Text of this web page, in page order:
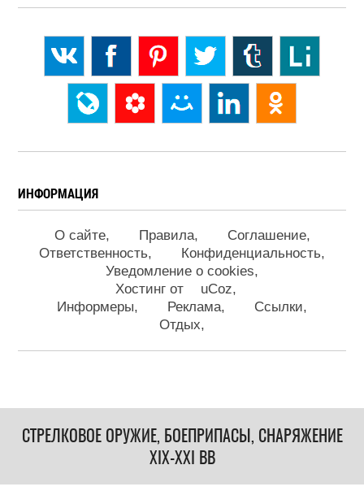
ИНФОРМАЦИЯ
О сайте Правила
Соглашение
Ответственность
Конфиденциальность
Уведомление о cookies
Хостинг от
uCoz
Информеры
Реклама
Ссылки
Отдых
СТРЕЛКОВОЕ ОРУЖИЕ, БОЕПРИПАСЫ, СНАРЯЖЕНИЕ
XIX-XXI ВВ